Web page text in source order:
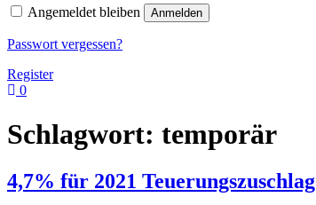
Angemeldet bleiben Anmelden
Passwort vergessen?
Register
0
Schlagwort: temporär
4,7% für 2021 Teuerungszuschlag